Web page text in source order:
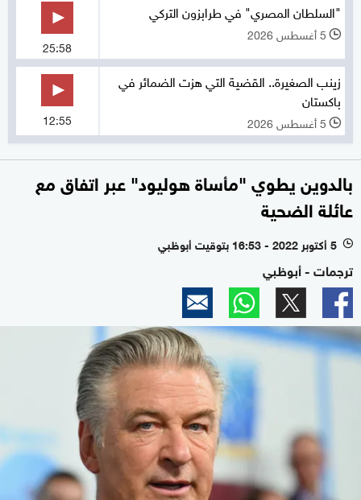
"السلطان المصري" في طرابزون التركي
l 5 أغسطس 2026
25:58
زينب الصغيرة.. القضية التي هزت الضمائر في
باكستان
l 5 أغسطس 2026 12:55
بالدوين يطوي "مأساة هوليود" عبر اتفاق مع
عائلة الضحية
l 5 أكتوبر 2022 - 16:53 بتوقيت أبوظبي
ترجمات - أبوظبي